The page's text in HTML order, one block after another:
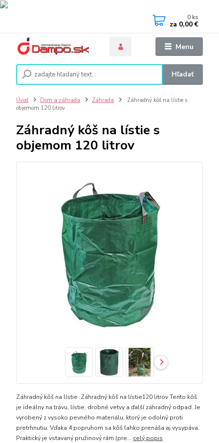
Menu
Hľadať
0 ks
za 0,00 €
Úvod Dom a záhrada Záhrada
Záhradný kôš na lístie s
objemom 120 litrov
Záhradný kôš na lístie s
objemom 120 litrov
Záhradný kôš na lístie Záhradný kôš na lístie120 litrov Tento kôš
je ideálny na trávu, lístie, drobné vetvy a ďalší záhradný odpad. Je
vyrobený z vysoko pevného materiálu, ktorý je odolný proti
pretrhnutiu. Vďaka 4 popruhom sa kôš ľahko prenáša aj vysypáva.
Praktický je vstavaný pružinový rám (pre... celý popis